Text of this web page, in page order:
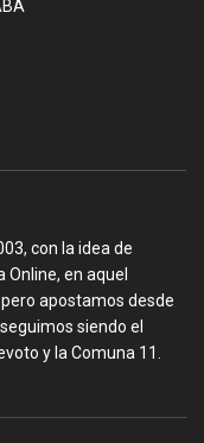
con la idea de
Online, en aquel
apostamos desde
siendo el
y la Comuna 11.